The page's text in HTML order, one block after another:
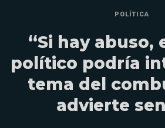
POLÍTICA
“Si hay abuso,
político podría
tema del
advierte